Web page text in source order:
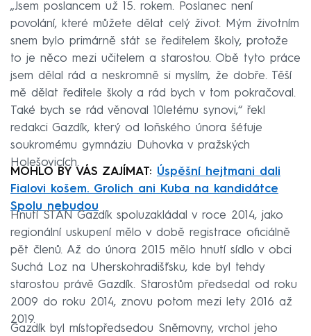
„Jsem poslancem už 15. rokem. Poslanec není
povolání, které můžete dělat celý život. Mým životním
snem bylo primárně stát se ředitelem školy, protože
to je něco mezi učitelem a starostou. Obě tyto práce
jsem dělal rád a neskromně si myslím, že dobře. Těší
mě dělat ředitele školy a rád bych v tom pokračoval.
Také bych se rád věnoval 10letému synovi,“ řekl
redakci Gazdík, který od loňského února šéfuje
soukromému gymnáziu Duhovka v pražských
Holešovicích.
MOHLO BY VÁS ZAJÍMAT: Úspěšní hejtmani dali
Fialovi košem. Grolich ani Kuba na kandidátce
Spolu nebudou
Hnutí STAN Gazdík spoluzakládal v roce 2014, jako
regionální uskupení mělo v době registrace oficiálně
pět členů. Až do února 2015 mělo hnutí sídlo v obci
Suchá Loz na Uherskohradišťsku, kde byl tehdy
starostou právě Gazdík. Starostům předsedal od roku
2009 do roku 2014, znovu potom mezi lety 2016 až
2019.
Gazdík byl místopředsedou Sněmovny, vrchol jeho